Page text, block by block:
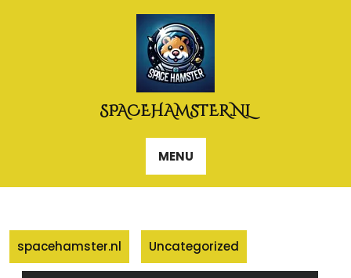
SPACEHAMSTER.NL
MENU
spacehamster.nl Uncategorized